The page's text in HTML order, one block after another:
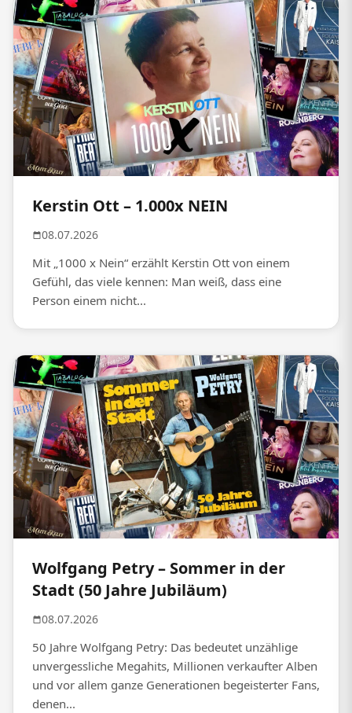
Kerstin Ott – 1.000x NEIN
08.07.2026
Mit „1000 x Nein“ erzählt Kerstin Ott von einem
Gefühl, das viele kennen: Man weiß, dass eine
Person einem nicht...
Wolfgang Petry – Sommer in der
Stadt (50 Jahre Jubiläum)
08.07.2026
50 Jahre Wolfgang Petry: Das bedeutet unzählige
unvergessliche Megahits, Millionen verkaufter Alben
und vor allem ganze Generationen begeisterter Fans,
denen...